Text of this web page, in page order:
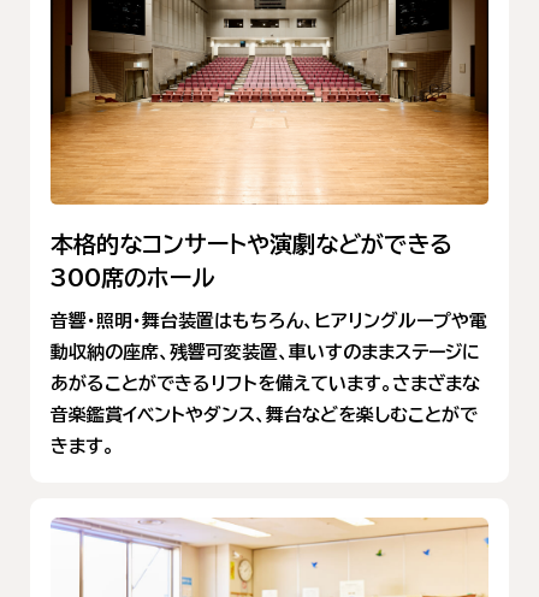
本格的なコンサートや演劇などができる
300席のホール
音響・照明・舞台装置はもちろん、ヒアリングループや電
動収納の座席、残響可変装置、車いすのままステージに
あがることができるリフトを備えています。さまざまな
音楽鑑賞イベントやダンス、舞台などを楽しむことがで
きます。